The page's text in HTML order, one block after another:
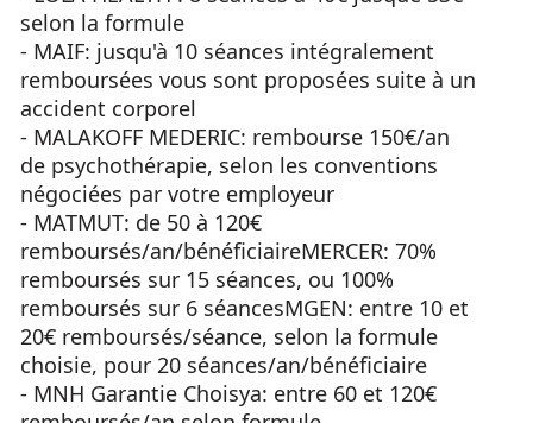
selon la formule
- MAIF: jusqu'à 10 séances intégralement
remboursées vous sont proposées suite à un
accident corporel
- MALAKOFF MEDERIC: rembourse 150€/an
de psychothérapie, selon les conventions
négociées par votre employeur
- MATMUT: de 50 à 120€
remboursés/an/bénéficiaireMERCER: 70%
remboursés sur 15 séances, ou 100%
remboursés sur 6 séancesMGEN: entre 10 et
20€ remboursés/séance, selon la formule
choisie, pour 20 séances/an/bénéficiaire
- MNH Garantie Choisya: entre 60 et 120€